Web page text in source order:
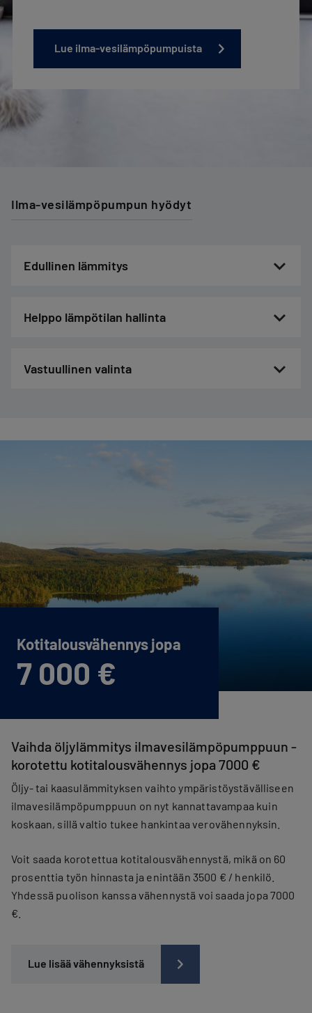
Lue ilma-vesilämpöpumpuista
Ilma-vesilämpöpumpun hyödyt
Edullinen lämmitys
Helppo lämpötilan hallinta
Vastuullinen valinta
Kotitalous­vähennys jopa
7 000 €
Vaihda öljylämmitys ilmavesilämpöpumppuun -
korotettu kotitalousvähennys jopa 7000 €
Öljy- tai kaasulämmityksen vaihto ympäristöystävälliseen
ilmavesilämpöpumppuun on nyt kannattavampaa kuin
koskaan, sillä valtio tukee hankintaa verovähennyksin.
Voit saada korotettua kotitalousvähennystä, mikä on 60
prosenttia työn hinnasta ja enintään 3500 € / henkilö.
Yhdessä puolison kanssa vähennystä voi saada jopa 7000
€.
Lue lisää vähennyksistä